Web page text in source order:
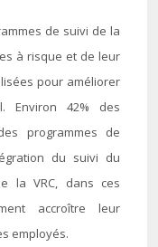
de suivi de la
à risque et de leur
pour améliorer
Environ 42% des
programmes de
du suivi du
la VRC, dans ces
accroître leur
employés.